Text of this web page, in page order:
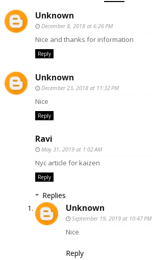
Unknown
December 8, 2018 at 6:26 PM
Nice and thanks for information
Reply
Unknown
December 23, 2018 at 11:32 PM
Nice
Reply
Ravi
May 31, 2019 at 1:02 AM
Nyc article for kaizen
Reply
Replies
Unknown
September 19, 2019 at 10:47 PM
Nice
Reply